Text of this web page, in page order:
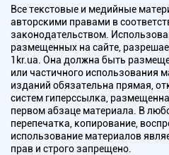
Все текстовые и медийные
авторскими правами в
законодательством.
размещенных на сайте,
1kr.ua. Она должна быть
или частичного использования
изданий обязательна прямая,
систем гиперссылка,
первом абзаце материала. В
перепечатка, копирование,
использование материалов
прав и строго запрещено.